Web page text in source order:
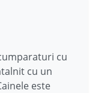
cu
cu un
este